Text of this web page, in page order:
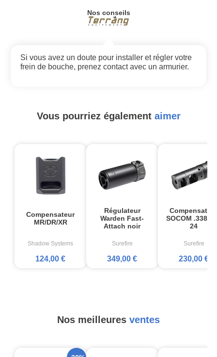
Nos conseils
Si vous avez un doute pour installer et régler votre
frein de bouche, prenez contact avec un armurier.
Vous pourriez également aimer
Compensateur
MR/DR/XR
Shadow Systems
124,00 €
Régulateur
Warden Fast-
Attach noir
Surefire
349,00 €
SOCOM .338 3/
24
Surefire
230,00 €
Nos meilleures ventes